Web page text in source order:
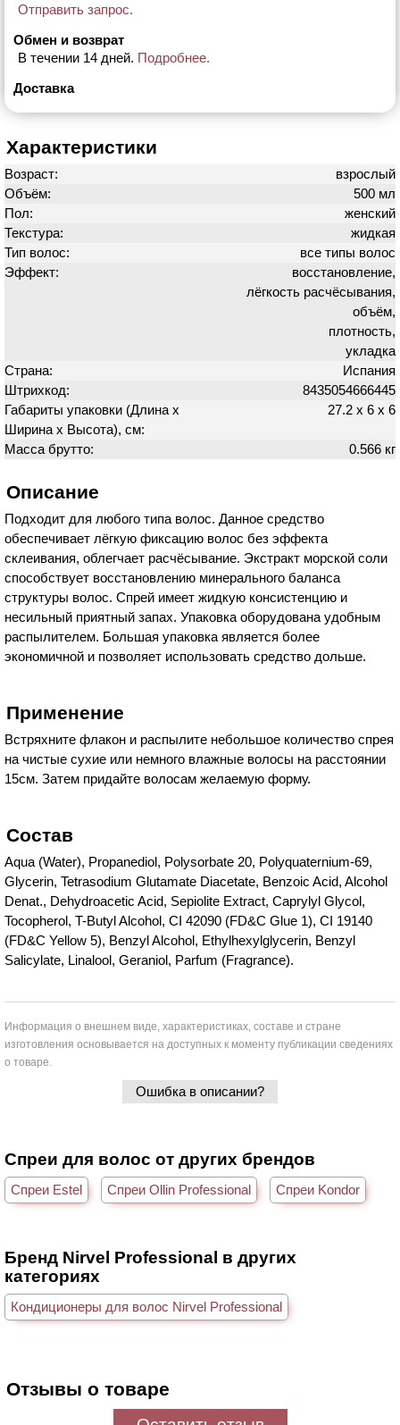
Отправить запрос.
Обмен и возврат
В течении 14 дней. Подробнее.
Доставка
Характеристики
Возраст:
взрослый
Объём:
500 мл
Пол:
женский
Текстура:
жидкая
Тип волос:
все типы волос
Эффект:
восстановление,
лёгкость расчёсывания,
объём,
плотность,
укладка
Страна:
Испания
Штрихкод:
8435054666445
Габариты упаковки (Длина х
Ширина х Высота), см:
27.2 х 6 х 6
Масса брутто: 0.566 кг
Описание
Подходит для любого типа волос. Данное средство
обеспечивает лёгкую фиксацию волос без эффекта
склеивания, облегчает расчёсывание. Экстракт морской соли
способствует восстановлению минерального баланса
структуры волос. Спрей имеет жидкую консистенцию и
несильный приятный запах. Упаковка оборудована удобным
распылителем. Большая упаковка является более
экономичной и позволяет использовать средство дольше.
Применение
Встряхните флакон и распылите небольшое количество спрея
на чистые сухие или немного влажные волосы на расстоянии
15см. Затем придайте волосам желаемую форму.
Состав
Aqua (Water), Propanediol, Polysorbate 20, Polyquaternium-69,
Glycerin, Tetrasodium Glutamate Diacetate, Benzoic Acid, Alcohol
Denat., Dehydroacetic Acid, Sepiolite Extract, Caprylyl Glycol,
Tocopherol, T-Butyl Alcohol, CI 42090 (FD&C Glue 1), CI 19140
(FD&C Yellow 5), Benzyl Alcohol, Ethylhexylglycerin, Benzyl
Salicylate, Linalool, Geraniol, Parfum (Fragrance).
Информация о внешнем виде, характеристиках, составе и стране
изготовления основывается на доступных к моменту публикации сведениях
о товаре.
Ошибка в описании?
Спреи для волос от других брендов
Спреи Estel Спреи Ollin Professional Спреи Kondor
Бренд Nirvel Professional в других
категориях
Кондиционеры для волос Nirvel Professional
Отзывы о товаре